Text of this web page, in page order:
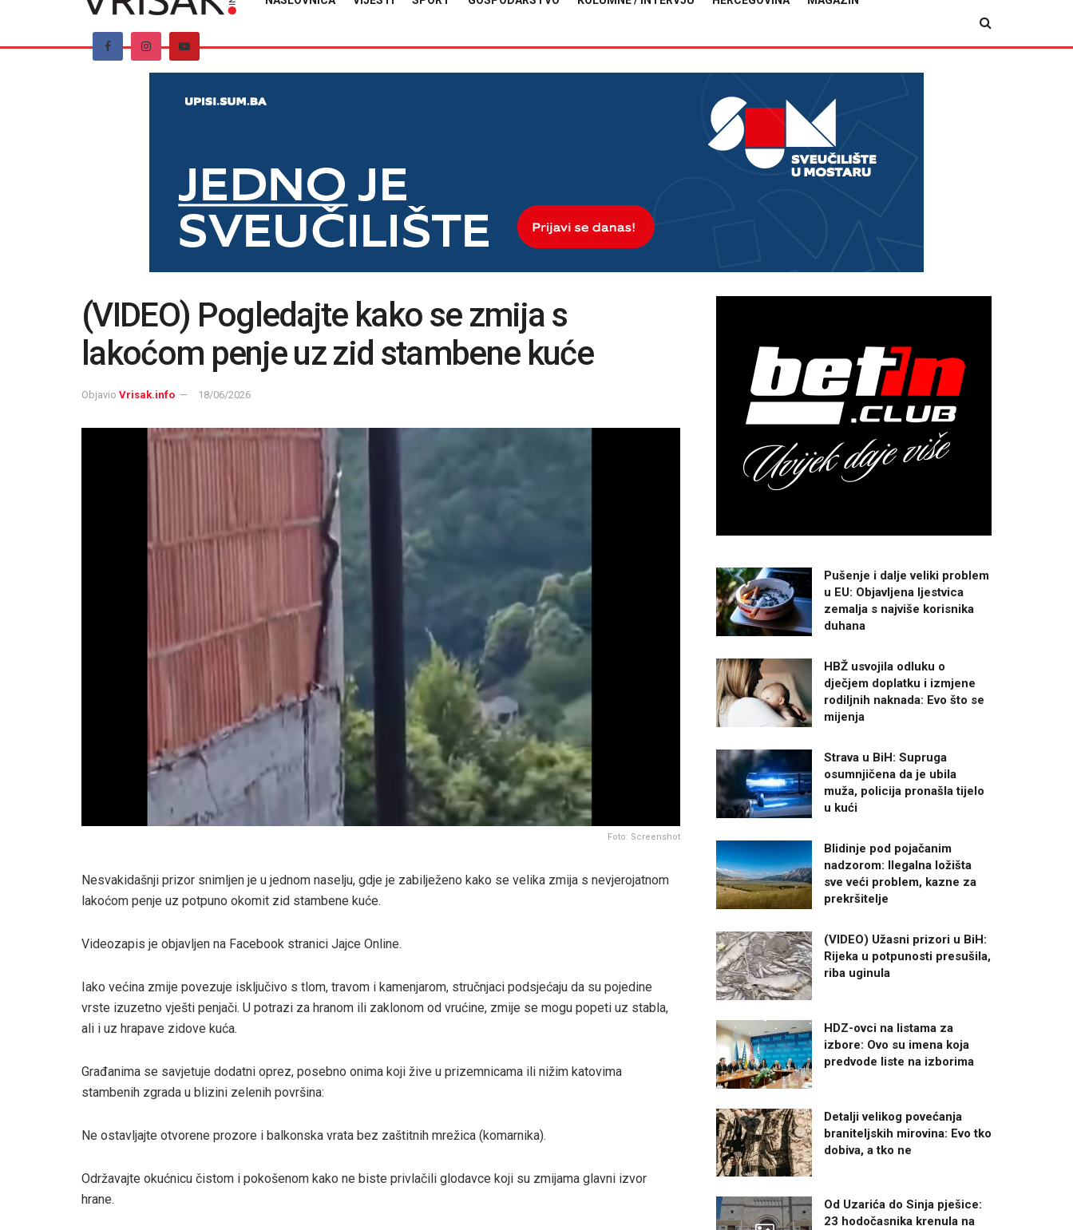
(VIDEO) Pogledajte kako se zmija s
lakoćom penje uz zid stambene kuće
Objavio Vrisak.info 18/06/2026
Foto: Screenshot
Nesvakidašnji prizor snimljen je u jednom naselju, gdje je zabilježeno kako se velika zmija s nevjerojatnom
lakoćom penje uz potpuno okomit zid stambene kuće.
Videozapis je objavljen na Facebook stranici Jajce Online.
Iako većina zmije povezuje isključivo s tlom, travom i kamenjarom, stručnjaci podsjećaju da su pojedine
vrste izuzetno vješti penjači. U potrazi za hranom ili zaklonom od vrućine, zmije se mogu popeti uz stabla,
ali i uz hrapave zidove kuća.
Građanima se savjetuje dodatni oprez, posebno onima koji žive u prizemnicama ili nižim katovima
stambenih zgrada u blizini zelenih površina:
Ne ostavljajte otvorene prozore i balkonska vrata bez zaštitnih mrežica (komarnika).
Održavajte okućnicu čistom i pokošenom kako ne biste privlačili glodavce koji su zmijama glavni izvor
hrane.
Pušenje i dalje veliki problem
u EU: Objavljena ljestvica
zemalja s najviše korisnika
duhana
HBŽ usvojila odluku o
dječjem doplatku i izmjene
rodiljnih naknada: Evo što se
mijenja
Strava u BiH: Supruga
osumnjičena da je ubila
muža, policija pronašla tijelo
u kući
Blidinje pod pojačanim
nadzorom: Ilegalna ložišta
sve veći problem, kazne za
prekršitelje
(VIDEO) Užasni prizori u BiH:
Rijeka u potpunosti presušila,
riba uginula
HDZ-ovci na listama za
izbore: Ovo su imena koja
predvode liste na izborima
Detalji velikog povećanja
braniteljskih mirovina: Evo tko
dobiva, a tko ne
Od Uzarića do Sinja pješice:
23 hodočasnika krenula na